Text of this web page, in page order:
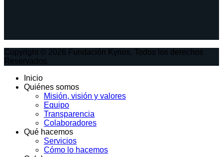
Copyright © 2026 Fundación Kyrios. Todos los derechos
Reservados.
Inicio
Quiénes somos
Misión, visión y valores
Equipo
Transparencia
Colaboradores
Qué hacemos
Servicios
Cómo lo hacemos